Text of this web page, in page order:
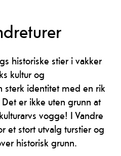
historiske stier i vakker
kultur og
sterk identitet med en rik
er ikke uten grunn at
vogge! I Vandre
et stort utvalg turstier og
historisk grunn.